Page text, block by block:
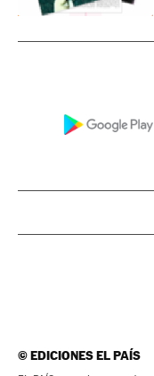
©EDICIONES EL PAÍS